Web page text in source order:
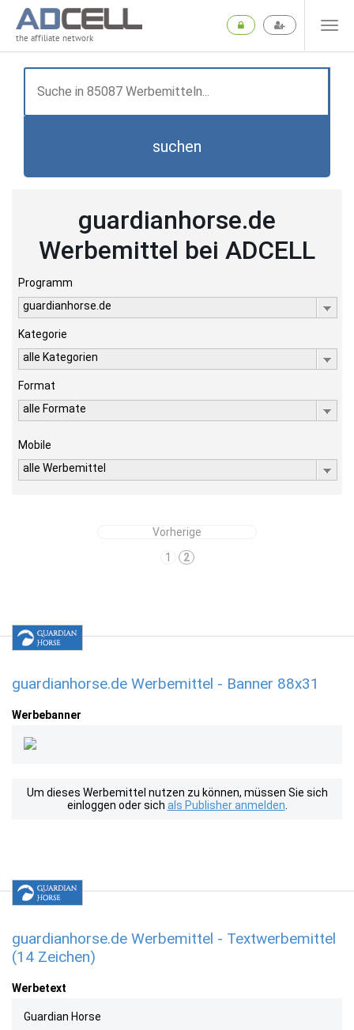
the affiliate network
suchen
guardianhorse.de
Werbemittel bei ADCELL
Programm
guardianhorse.de
Kategorie
alle Kategorien
Format
alle Formate
Mobile
alle Werbemittel
Vorherige
1
2
guardianhorse.de Werbemittel - Banner 88x31
Werbebanner
Um dieses Werbemittel nutzen zu können, müssen Sie sich
einloggen oder sich als Publisher anmelden
guardianhorse.de Werbemittel - Textwerbemittel
(14 Zeichen)
Werbetext
Guardian Horse